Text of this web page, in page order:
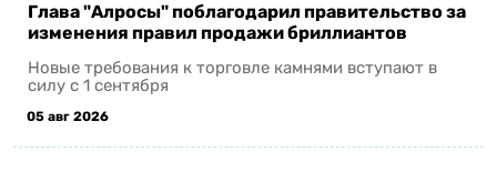
Глава "Алросы" поблагодарил правительство за
изменения правил продажи бриллиантов
Новые требования к торговле камнями вступают в
силу с 1 сентября
05 авг 2026